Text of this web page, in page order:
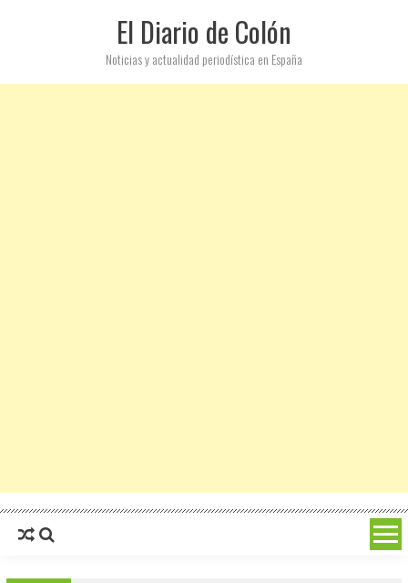
El Diario de Colón
Noticias y actualidad periodística en España